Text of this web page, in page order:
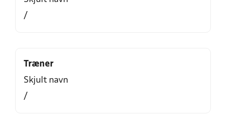
/
Træner
Skjult navn
/